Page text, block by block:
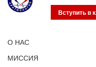
Вступить в
О НАС
МИССИЯ